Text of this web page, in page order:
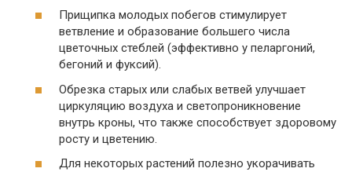
Прищипка молодых побегов стимулирует
ветвление и образование большего числа
цветочных стеблей (эффективно у пеларгоний,
бегоний и фуксий).
Обрезка старых или слабых ветвей улучшает
циркуляцию воздуха и светопроникновение
внутрь кроны, что также способствует здоровому
росту и цветению.
Для некоторых растений полезно укорачивать